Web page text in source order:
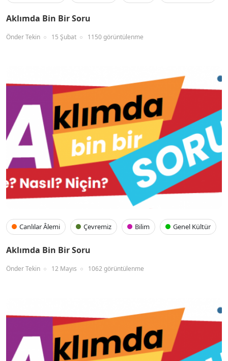
Aklımda Bin Bir Soru
Önder Tekin 15 Şubat 1150 görüntülenme
Canlılar Âlemi Çevremiz Bilim Genel Kültür
Aklımda Bin Bir Soru
Önder Tekin 12 Mayıs 1062 görüntülenme